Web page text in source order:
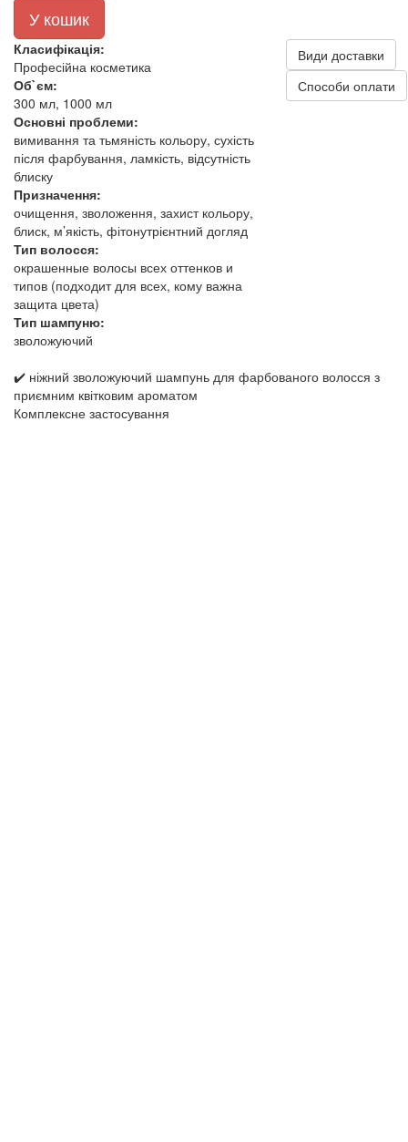
У кошик
Класифікація:
Професійна косметика
Об`єм:
300 мл, 1000 мл
Основні проблеми:
вимивання та тьмяність кольору, сухість
після фарбування, ламкість, відсутність
блиску
Призначення:
очищення, зволоження, захист кольору,
блиск, м’якість, фітонутрієнтний догляд
Тип волосся:
окрашенные волосы всех оттенков и
типов (подходит для всех, кому важна
защита цвета)
Тип шампуню:
зволожуючий
Види доставки
Способи оплати
✔️ ніжний зволожуючий шампунь для фарбованого волосся з
приємним квітковим ароматом
Комплексне застосування